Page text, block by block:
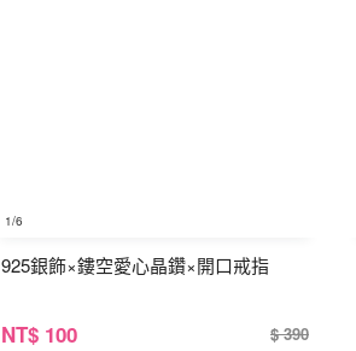
1/6
925銀飾×鏤空愛心晶鑽×開口戒指
NT$ 100 $ 390